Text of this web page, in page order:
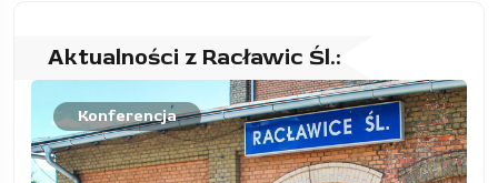
Aktualności z Racławic Śl.:
Konferencja